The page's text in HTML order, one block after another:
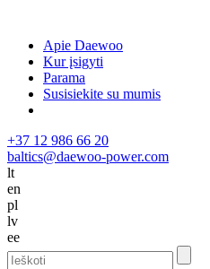
Apie Daewoo
Kur įsigyti
Parama
Susisiekite su mumis
+37 12 986 66 20
baltics@daewoo-power.com
lt
en
pl
lv
ee